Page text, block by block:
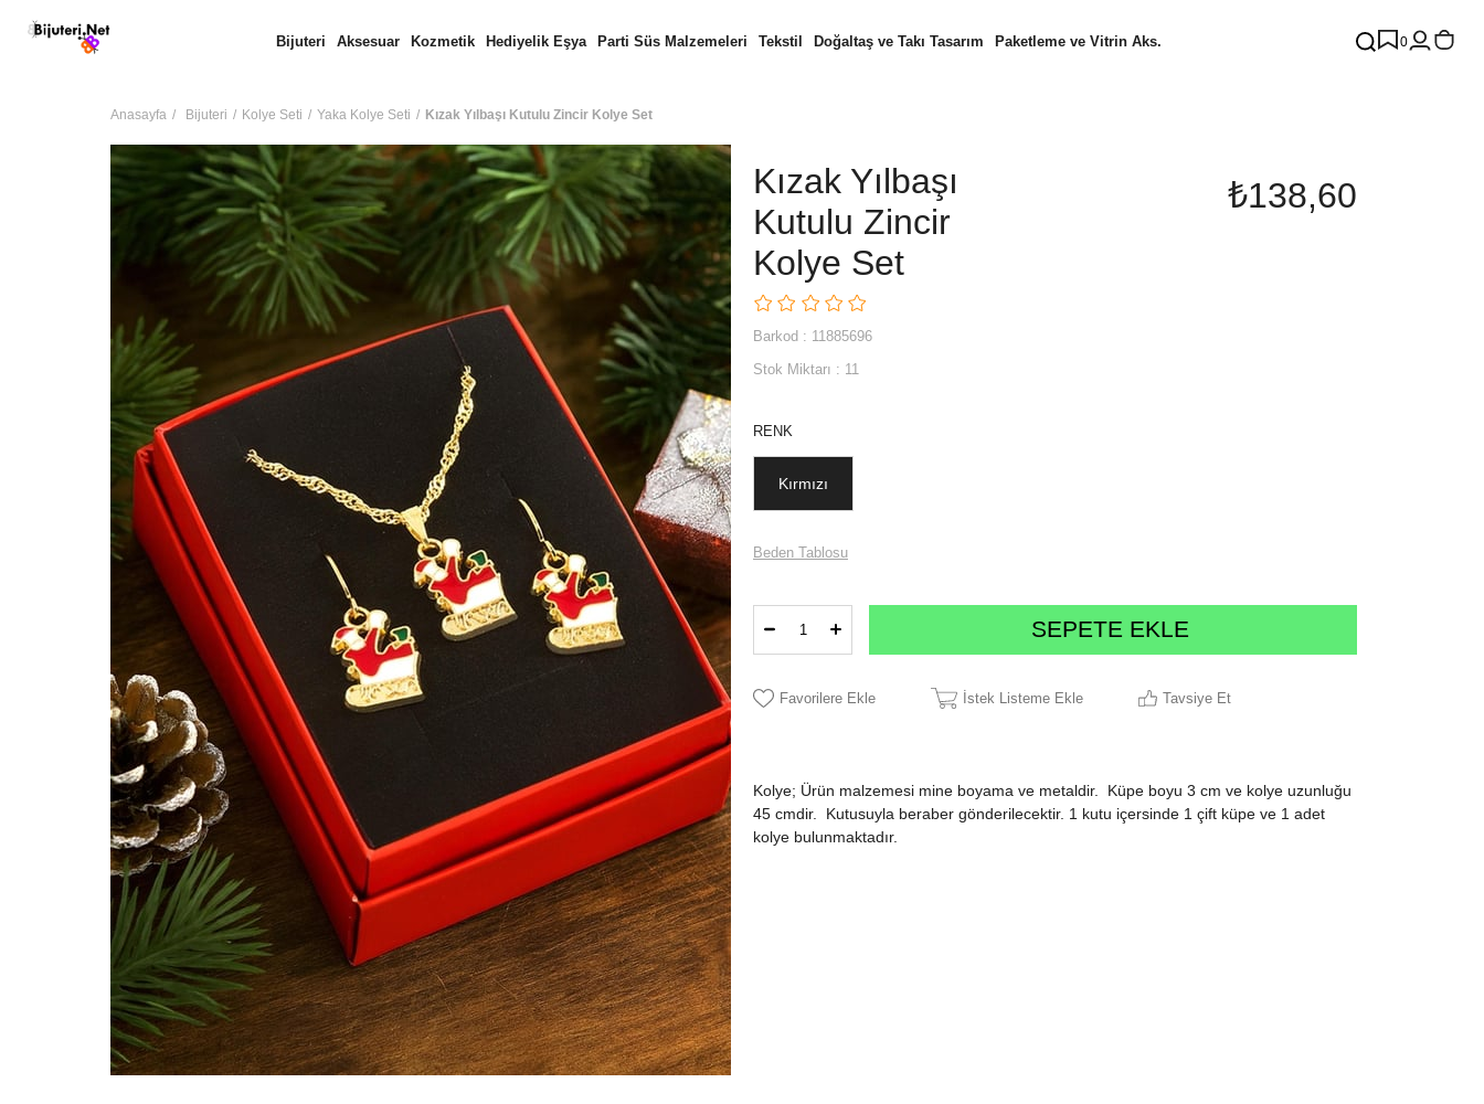
Bijuteri Aksesuar Kozmetik Hediyelik Eşya Parti Süs Malzemeleri Tekstil Doğaltaş ve Takı Tasarım Paketleme ve Vitrin Aks. 0
Anasayfa Bijuteri Kolye Seti Yaka Kolye Seti Kızak Yılbaşı Kutulu Zincir Kolye Set
Kızak Yılbaşı
Kutulu Zincir
Kolye Set
₺138,60
Barkod : 11885696
Stok Miktarı : 11
RENK
Kırmızı
Beden Tablosu
Favorilere Ekle İstek Listeme Ekle Tavsiye Et
Kolye; Ürün malzemesi mine boyama ve metaldir. Küpe boyu 3 cm ve kolye uzunluğu
45 cmdir. Kutusuyla beraber gönderilecektir. 1 kutu içersinde 1 çift küpe ve 1 adet
kolye bulunmaktadır.